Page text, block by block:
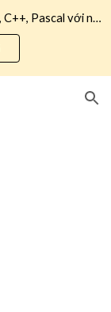
Phần mềm tự động chấm code Scratch, Python, C++, Pascal với nhiều tính năng hữu ích